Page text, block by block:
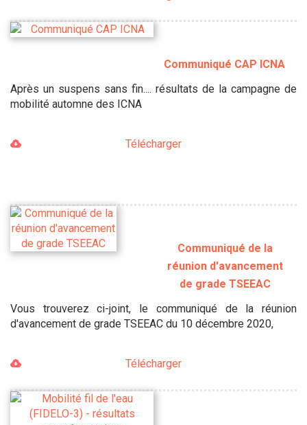
Communiqué CAP ICNA
Après un suspens sans fin.... résultats de la campagne de
mobilité automne des ICNA
Télécharger
Communiqué de la
réunion d'avancement
de grade TSEEAC
Vous trouverez ci-joint, le communiqué de la réunion
d'avancement de grade TSEEAC du 10 décembre 2020,
Télécharger